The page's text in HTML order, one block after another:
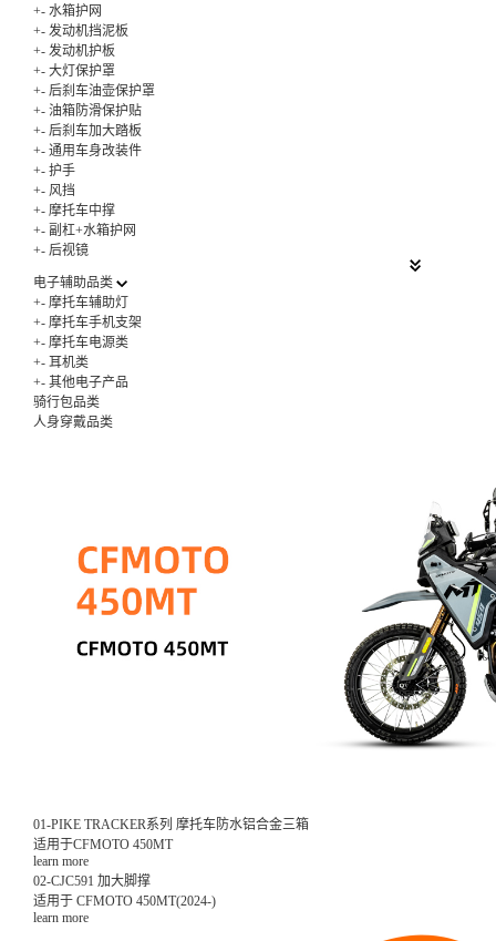
+- 水箱护网
+- 发动机挡泥板
+- 发动机护板
+- 大灯保护罩
+- 后刹车油壶保护罩
+- 油箱防滑保护贴
+- 后刹车加大踏板
+- 通用车身改装件
+- 护手
+- 风挡
+- 摩托车中撑
+- 副杠+水箱护网
+- 后视镜
电子辅助品类
+- 摩托车辅助灯
+- 摩托车手机支架
+- 摩托车电源类
+- 耳机类
+- 其他电子产品
骑行包品类
人身穿戴品类
01-PIKE TRACKER系列 摩托车防水铝合金三箱
适用于CFMOTO 450MT
learn more
02-CJC591 加大脚撑
适用于 CFMOTO 450MT(2024-)
learn more